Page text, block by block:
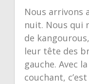
Nous arrivons
nuit. Nous qui
de
leur tête des
gauche. Avec
couchant,